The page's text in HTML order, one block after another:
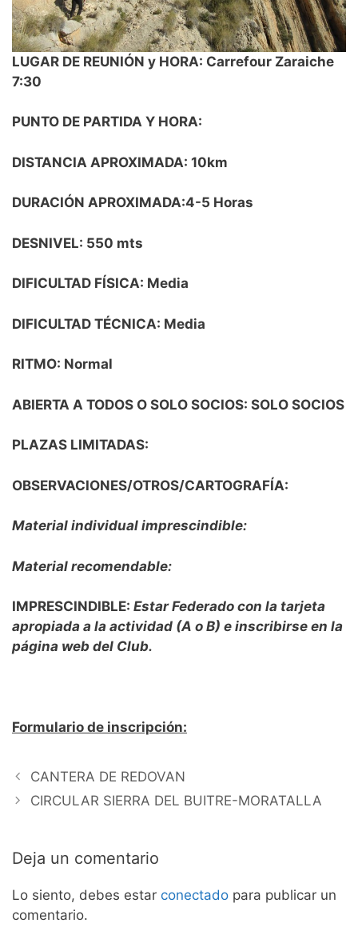
LUGAR DE REUNIÓN y HORA: Carrefour Zaraiche
7:30
PUNTO DE PARTIDA Y HORA:
DISTANCIA APROXIMADA: 10km
DURACIÓN APROXIMADA:4-5 Horas
DESNIVEL: 550 mts
DIFICULTAD FÍSICA: Media
DIFICULTAD TÉCNICA: Media
RITMO: Normal
ABIERTA A TODOS O SOLO SOCIOS: SOLO SOCIOS
PLAZAS LIMITADAS:
OBSERVACIONES/OTROS/CARTOGRAFÍA:
Material individual imprescindible:
Material recomendable:
IMPRESCINDIBLE: Estar Federado con la tarjeta
apropiada a la actividad (A o B) e inscribirse en la
página web del Club.
Formulario de inscripción:
CANTERA DE REDOVAN
CIRCULAR SIERRA DEL BUITRE-MORATALLA
Deja un comentario
Lo siento, debes estar conectado para publicar un
comentario.